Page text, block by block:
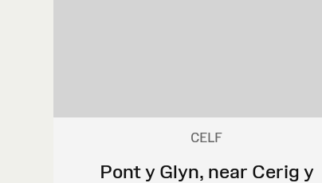
CELF
Pont y Glyn, near Cerig y